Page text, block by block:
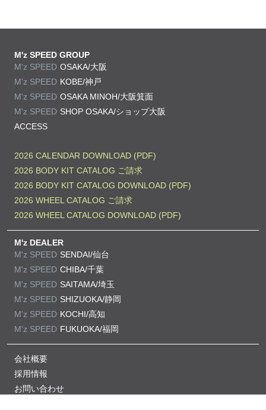
M'z SPEED GROUP
M'z SPEED OSAKA/大阪
M'z SPEED KOBE/神戸
M'z SPEED OSAKA MINOH/大阪箕面
M'z SPEED SHOP OSAKA/ショップ大阪
ACCESS
2026 CALENDAR DOWNLOAD (PDF)
2026 BODY KIT CATALOG ご請求
2026 BODY KIT CATALOG DOWNLOAD (PDF)
2026 WHEEL CATALOG ご請求
2026 WHEEL CATALOG DOWNLOAD (PDF)
M'z DEALER
M'z SPEED SENDAI/仙台
M'z SPEED CHIBA/千葉
M'z SPEED SAITAMA/埼玉
M'z SPEED SHIZUOKA/静岡
M'z SPEED KOCHI/高知
M'z SPEED FUKUOKA/福岡
会社概要
採用情報
お問い合わせ